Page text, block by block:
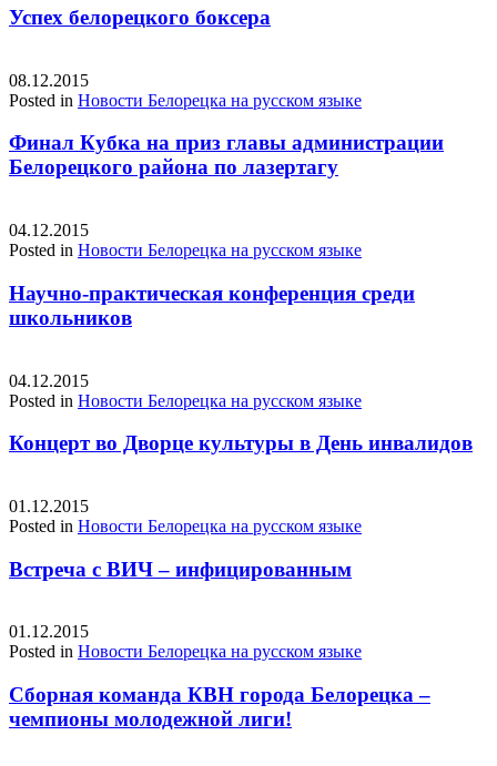
Успех белорецкого боксера
08.12.2015
Posted in Новости Белорецка на русском языке
Финал Кубка на приз главы администрации
Белорецкого района по лазертагу
04.12.2015
Posted in Новости Белорецка на русском языке
Научно-практическая конференция среди
школьников
04.12.2015
Posted in Новости Белорецка на русском языке
Концерт во Дворце культуры в День инвалидов
01.12.2015
Posted in Новости Белорецка на русском языке
Встреча с ВИЧ – инфицированным
01.12.2015
Posted in Новости Белорецка на русском языке
Сборная команда КВН города Белорецка –
чемпионы молодежной лиги!